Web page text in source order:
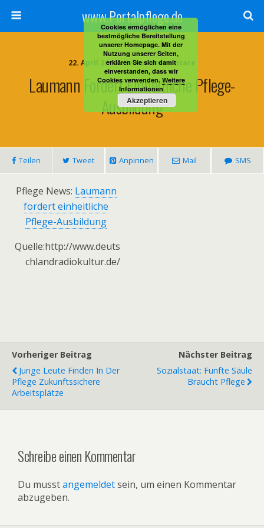
www.Portalpflege.de
22. April 2014 • Keine Kommentare
Laumann Fordert Einheitliche Pflege-
Ausbildung
Teilen Tweet Anpinnen Mail SMS
Pflege News: Laumann
fordert einheitliche
Pflege-Ausbildung
Quelle:http://www.deuts
chlandradiokultur.de/
Vorheriger Beitrag
Junge Leute Finden In Der
Pflege Zukunftssichere
Arbeitsplätze
Nächster Beitrag
Sozialstaat: Fünfte Säule
Braucht Pflege
Schreibe einen Kommentar
Du musstangemeldetsein, um einen Kommentar
abzugeben.
Cookies ermöglichen eine
bestmögliche Bereitstellung
unserer Homepage. Mit der
Nutzung unserer Seiten,
erklären Sie sich damit
einverstanden, dass wir
Cookies verwenden. Weitere
Informationen
Akzeptieren